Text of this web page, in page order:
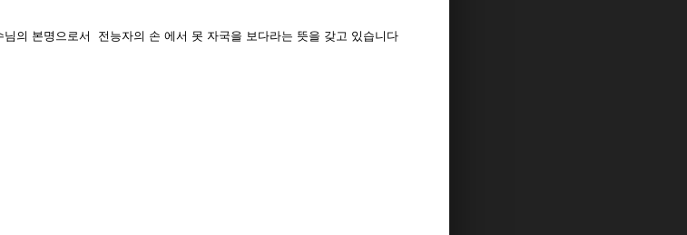
의 본명으로서 전능자의 손 에서 못 자국을 보다라는 뜻을 갖고 있습니다